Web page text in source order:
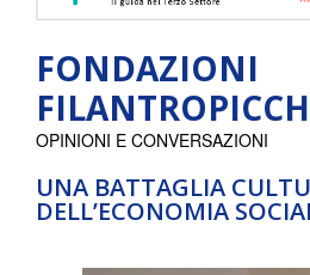
FONDAZIONI
UNA BATTAGLIA
DELL’ECONOMIA
OPINIONI E CONVERSAZIONI